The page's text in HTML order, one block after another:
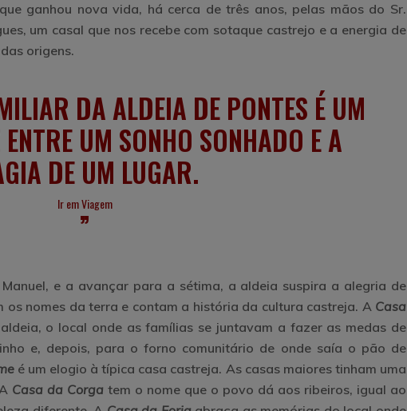
ganhou nova vida, há cerca de três anos, pelas mãos do Sr.
um casal que nos recebe com sotaque castrejo e a energia de
origens.
DA ALDEIA DE PONTES É UM
UM SONHO SONHADO E A
DE UM LUGAR.
Ir em Viagem
e a avançar para a sétima, a aldeia suspira a alegria de
os nomes da terra e contam a história da cultura castreja. A Casa
o local onde as famílias se juntavam a fazer as medas de
e, depois, para o forno comunitário de onde saía o pão de
é um elogio à típica casa castreja. As casas maiores tinham uma
Casa da Corga tem o nome que o povo dá aos ribeiros, igual ao